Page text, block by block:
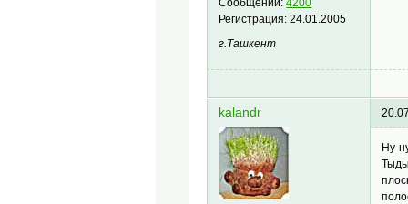
Регистрация:24.01.2005
г.Ташкент
kalandr
Ну-